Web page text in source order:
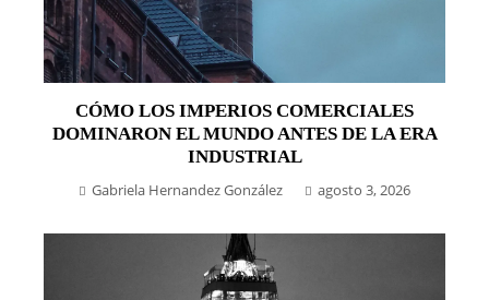
CÓMO LOS IMPERIOS COMERCIALES
DOMINARON EL MUNDO ANTES DE LA ERA
INDUSTRIAL
Gabriela Hernandez González agosto 3, 2026